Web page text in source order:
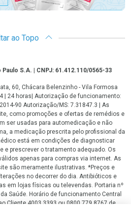
ao Topo
S.A. | CNPJ: 61.412.110/0565-33
60, Chácara Belenzinho - Vila Formosa
| 24 horas| Autorização de funcionamento:
90 Autorização/MS: 7.31847.3 | As
como promoções e ofertas de remédios e
ser usadas para automedicação e não
a medicação prescrita pelo profissional da
está em condições de diagnosticar
e prescrever o tratamento adequado. Os
apenas para compras via internet. As
são meramente ilustrativas. *Preços e
no decorrer do dia. Antibióticos e
em lojas físicas ou televendas. Portaria nº
Saúde. Horário de funcionamento Central
Cliente 4003 3393 ou 0800 779 8767 de